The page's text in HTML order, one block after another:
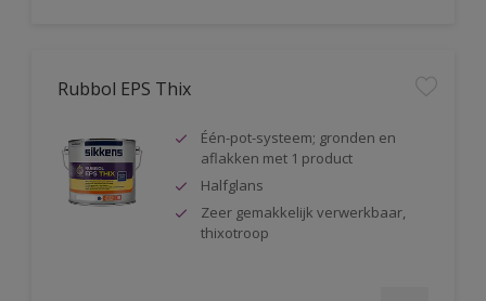
Rubbol EPS Thix
Één-pot-systeem; gronden en
aflakken met 1 product
Halfglans
Zeer gemakkelijk verwerkbaar,
thixotroop